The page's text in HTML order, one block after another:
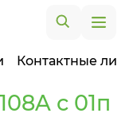
Контактные
с 01п